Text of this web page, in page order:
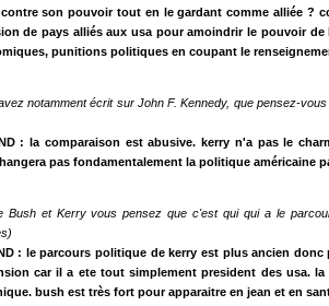
son pouvoir tout en le gardant comme alliée ?
de pays alliés aux usa pour amoindrir le pouvoir
punitions politiques en coupant le
notamment écrit sur John F. Kennedy, que pensez-
: la comparaison est abusive. kerry n'a pas le
pas fondamentalement la politique américaine
Bush et Kerry vous pensez que c'est qui qui a le
: le parcours politique de kerry est plus ancien
car il a ete tout simplement president des usa.
bush est très fort pour apparaitre en jean et en